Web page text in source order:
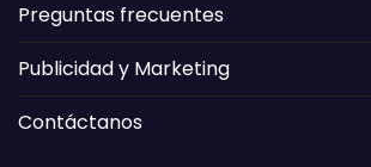
Preguntas frecuentes
Publicidad y Marketing
Contáctanos